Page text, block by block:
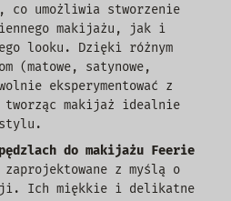
co umożliwia stworzenie
makijażu, jak i
looku. Dzięki różnym
(matowe, satynowe,
eksperymentować z
makijaż idealnie
stylu.
pędzlach do makijażu Feerie
z myślą o
Ich miękkie i delikatne